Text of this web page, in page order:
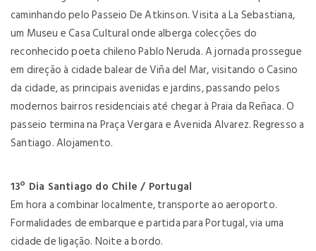
caminhando pelo Passeio De Atkinson. Visita a La Sebastiana,
um Museu e Casa Cultural onde alberga colecções do
reconhecido poeta chileno Pablo Neruda. A jornada prossegue
em direção à cidade balear de Viña del Mar, visitando o Casino
da cidade, as principais avenidas e jardins, passando pelos
modernos bairros residenciais até chegar à Praia da Reñaca. O
passeio termina na Praça Vergara e Avenida Alvarez. Regresso a
Santiago. Alojamento.
13º Dia Santiago do Chile / Portugal
Em hora a combinar localmente, transporte ao aeroporto.
Formalidades de embarque e partida para Portugal, via uma
cidade de ligação. Noite a bordo.